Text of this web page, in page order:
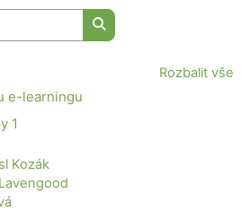
Vyhledat kurzy
Rozbalit vše
e-learningu
1
Kozák